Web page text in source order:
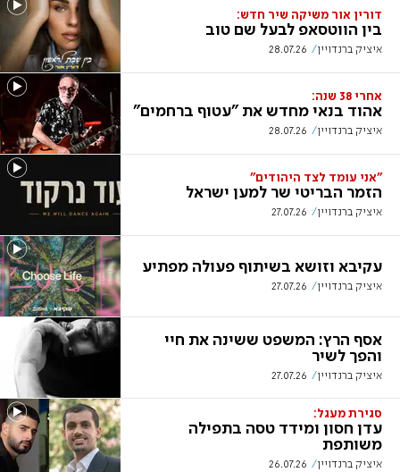
דורין אור משיקה שיר חדש:
בין הווטסאפ לבעל שם טוב
איציק ברנדויין 28.07.26
אחרי 38 שנה:
אהוד בנאי מחדש את "עטוף ברחמים"
איציק ברנדויין 28.07.26
"אני עומד לצד היהודים"
הזמר הבריטי שר למען ישראל
איציק ברנדויין 27.07.26
עקיבא וזושא בשיתוף פעולה מפתיע
איציק ברנדויין 27.07.26
אסף הרץ: המשפט ששינה את חיי
והפך לשיר
איציק ברנדויין 27.07.26
סגירת מעגל:
עדן חסון ומידד טסה בתפילה
משותפת
איציק ברנדויין 26.07.26